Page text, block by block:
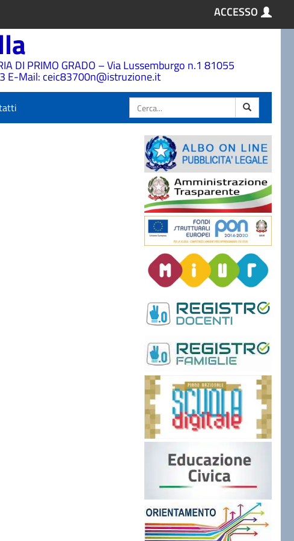
ACCESSO
DI PRIMO GRADO – Via Lussemburgo n.1 81055
E-Mail: ceic83700n@istruzione.it
Cerca